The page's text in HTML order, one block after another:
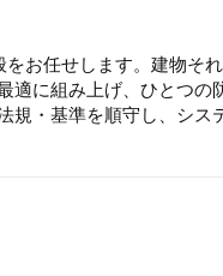
お任せします。建物それ
適に組み上げ、ひとつの
規・基準を順守し、シス